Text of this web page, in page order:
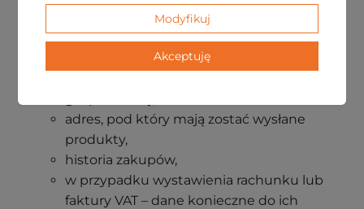
numer telefonu,
adres email,
adres zamieszkania,
adres, pod który mają zostać wysłane
produkty,
historia zakupów,
w przypadku wystawienia rachunku lub
faktury VAT – dane konieczne do ich
Modyfikuj
Akceptuję